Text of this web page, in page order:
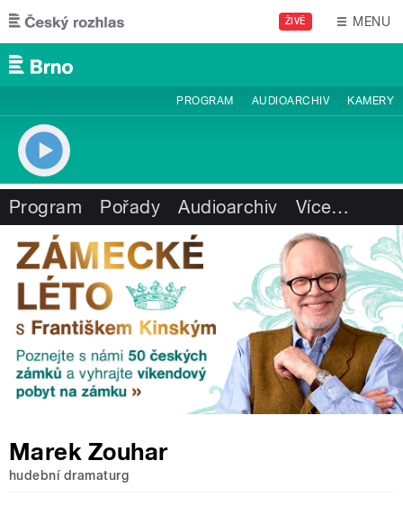
Přejít k hlavnímu obsahu
ŽIVĚ MENU
PROGRAM AUDIOARCHIV KAMERY
Program Pořady Audioarchiv Více…
Marek Zouhar
hudební dramaturg